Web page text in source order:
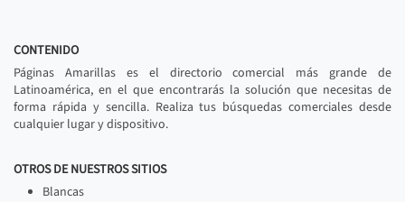
CONTENIDO
Páginas Amarillas es el directorio comercial más grande de
Latinoamérica, en el que encontrarás la solución que necesitas de
forma rápida y sencilla. Realiza tus búsquedas comerciales desde
cualquier lugar y dispositivo.
OTROS DE NUESTROS SITIOS
Blancas